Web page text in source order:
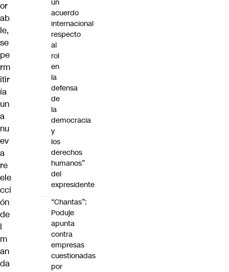
or
ab
le,
se
pe
rm
itir
ía
un
a
nu
ev
a
re
ele
cci
ón
de
l
m
an
da
un
acuerdo
internacional
respecto
al
rol
en
la
defensa
de
la
democracia
y
los
derechos
humanos”
del
expresidente
“Chantas”:
Poduje
apunta
contra
empresas
cuestionadas
por